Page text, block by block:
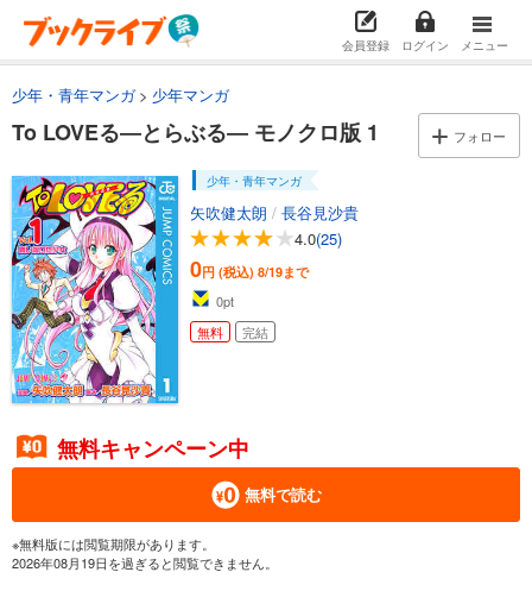
会員登録 ログイン メニュー
少年・青年マンガ 少年マンガ
To LOVEる―とらぶる― モノクロ版 1 フォロー
少年・青年マンガ
矢吹健太朗 / 長谷見沙貴
4.0(25)
0円 (税込) 8/19まで
0pt
無料
完結
無料キャンペーン中
無料で読む
※無料版には閲覧期限があります。
2026年08月19日を過ぎると閲覧できません。